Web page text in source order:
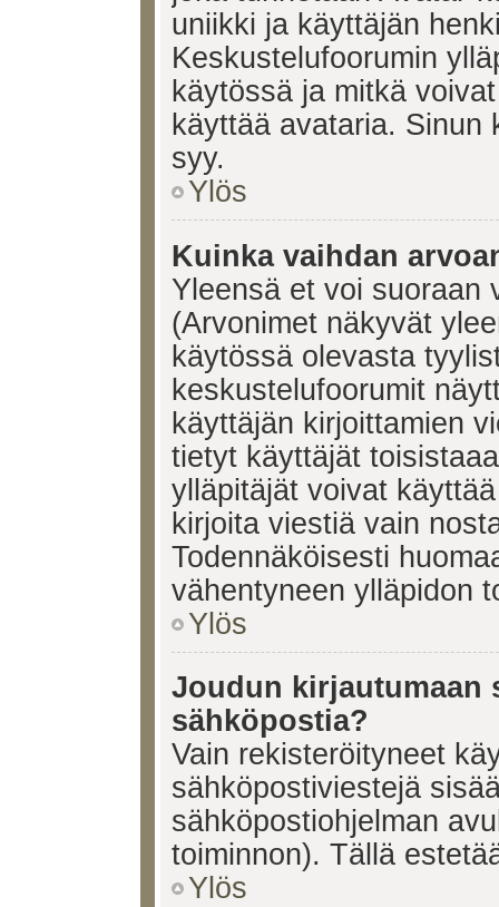
uniikki ja käyttäjän
Keskustelufoorumin
käytössä ja mitkä
käyttää avataria. Sinun
syy.
Ylös
Kuinka vaihdan
Yleensä et voi suoraan
(Arvonimet näkyvät
käytössä olevasta
keskustelufoorumit
käyttäjän kirjoittamien
tietyt käyttäjät
ylläpitäjät voivat
kirjoita viestiä vain
Todennäköisesti
vähentyneen ylläpidon
Ylös
Joudun kirjautumaan
sähköpostia?
Vain rekisteröityneet
sähköpostiviestejä
sähköpostiohjelman
toiminnon). Tällä
Ylös